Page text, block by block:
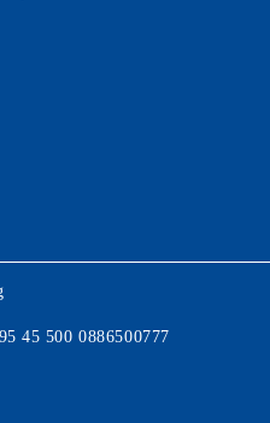
45 500 0886500777